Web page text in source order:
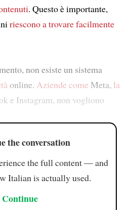
. Questo è importante,
riescono atrovare facilmente
non esiste un sistema
online. Aziende come Meta, la
e Instagram, non vogliono
the conversation
the full content — and
Italian is actually used.
Continue